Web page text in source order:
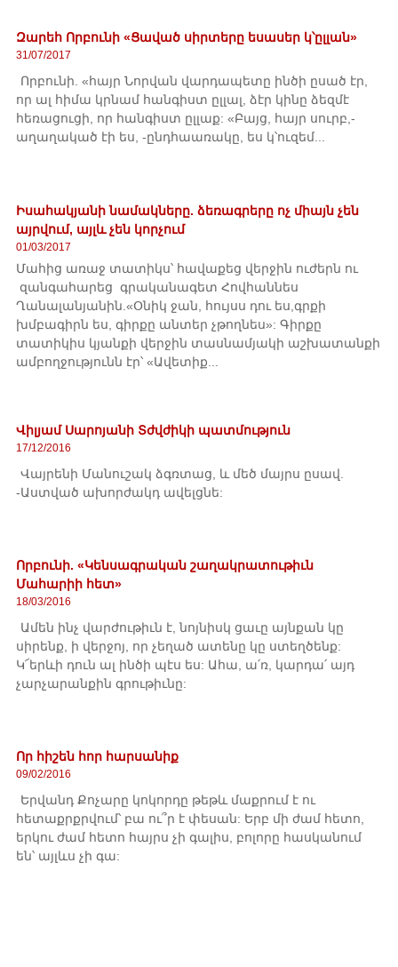
Զարեհ Որբունի «Ցաված սիրտերը եսասեր կ՝ըլլան»
31/07/2017
Որբունի. «հայր Նորվան վարդապետը ինծի ըսած էր,
որ ալ հիմա կրնամ հանգիստ ըլլալ, ձէր կինը ձեզմէ
հեռացուցի, որ հանգիստ ըլլաք: «Բայց, հայր սուրբ,-
աղաղակած էի ես, -ընդհաառակը, ես կ՝ուզեմ...
Իսահակյանի նամակները. ձեռագրերը ոչ միայն չեն
այրվում, այլև չեն կորչում
01/03/2017
Մահից առաջ տատիկս՝ հավաքեց վերջին ուժերն ու
զանգահարեց գրականագետ Հովհաննես
Ղանալանյանին.«Օնիկ ջան, հույսս դու ես,գրքի
խմբագիրն ես, գիրքը անտեր չթողնես»: Գիրքը
տատիկիս կյանքի վերջին տասնամյակի աշխատանքի
ամբողջությունն էր՝ «Ավետիք...
Վիլյամ Սարոյանի Տժվժիկի պատմություն
17/12/2016
Վայրենի Մանուշակ ձգռտաց, և մեծ մայրս ըսավ.
-Աստված ախորժակդ ավելցնե:
Որբունի. «Կենսագրական շաղակրատութիւն
Մահարիի հետ»
18/03/2016
Ամեն ինչ վարժութիւն է, նոյնիսկ ցաւը այնքան կը
սիրենք, ի վերջոյ, որ չեղած ատենը կը ստեղծենք:
Կ՜երևի դուն ալ ինծի պէս ես: Ահա, ա՛ռ, կարդա՛ այդ
չարչարանքին գրութիւնը:
Որ հիշեն հոր հարսանիք
09/02/2016
Երվանդ Քոչարը կոկորդը թեթև մաքրում է ու
հետաքրքրվում՝ բա ու՞ր է փեսան: Երբ մի ժամ հետո,
երկու ժամ հետո հայրս չի գալիս, բոլորը հասկանում
են՝ այլևս չի գա: